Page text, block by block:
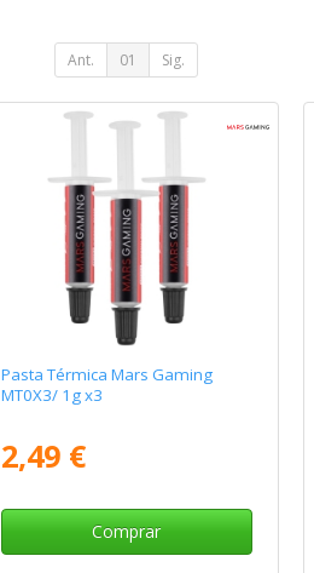
Ant. 01 Sig.
Pasta Térmica Mars Gaming
MT0X3/ 1g x3
2,49 €
Comprar